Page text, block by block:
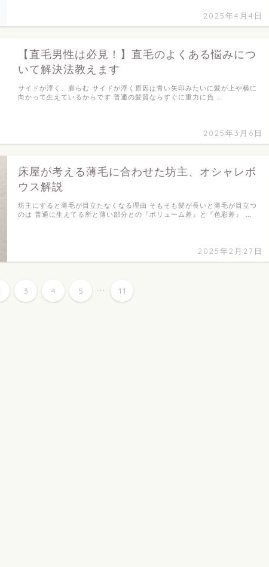
2025年4月4日
【直毛男性は必見！】直毛のよくある悩みにつ
いて解決法教えます
2025年3月6日
サイドが浮く、膨らむ サイドが浮く原因は青い矢印みたいに髪が上や横に
向かって生えているからです 普通の髪質ならすぐに重力に負 …
床屋が考える薄毛に合わせた坊主、オシャレボ
ウス解説
2025年2月27日
坊主にすると薄毛が目立たなくなる理由 そもそも髪が長いと薄毛が目立つ
のは 普通に生えてる所と薄い部分との『ボリューム差』と『色彩差』 …
3 4 5 ... 11